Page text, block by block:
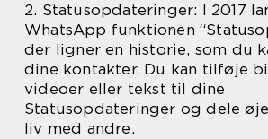
2. Statusopdateringer: I 2017
WhatsApp funktionen
der ligner en historie, som du
dine kontakter. Du kan tilføje
videoer eller tekst til dine
Statusopdateringer og dele
liv med andre.